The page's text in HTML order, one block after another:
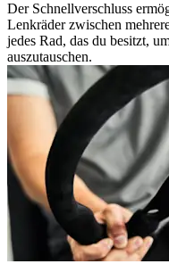
Der Schnellverschluss
Lenkräder zwischen
jedes Rad, das du besitzt,
auszutauschen.